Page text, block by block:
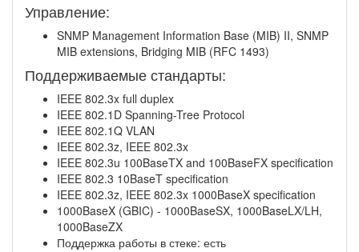
Управление:
SNMP Management Information Base (MIB) II, SNMP
MIB extensions, Bridging MIB (RFC 1493)
Поддерживаемые стандарты:
IEEE 802.3x full duplex
IEEE 802.1D Spanning-Tree Protocol
IEEE 802.1Q VLAN
IEEE 802.3z, IEEE 802.3x
IEEE 802.3u 100BaseTX and 100BaseFX specification
IEEE 802.3 10BaseT specification
IEEE 802.3z, IEEE 802.3x 1000BaseX specification
1000BaseX (GBIC) - 1000BaseSX, 1000BaseLX/LH,
1000BaseZX
Поддержка работы в стеке: есть